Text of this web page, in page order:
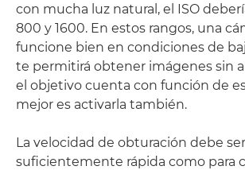
con mucha luz natural, el ISO
800 y 1600. En estos rangos, una
funcione bien en condiciones de
te permitirá obtener imágenes sin
el objetivo cuenta con función de
mejor es activarla también.
La velocidad de obturación debe
suficientemente rápida como para